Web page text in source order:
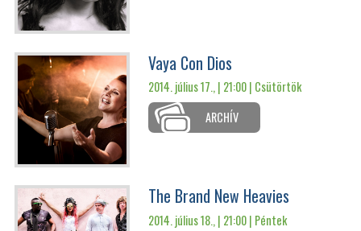
Vaya Con Dios
2014. július 17., | 21:00 | Csütörtök
ARCHÍV
The Brand New Heavies
2014. július 18., | 21:00 | Péntek